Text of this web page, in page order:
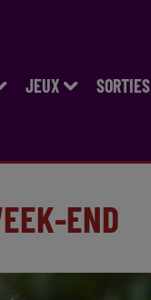
JEUX SORTIES
END